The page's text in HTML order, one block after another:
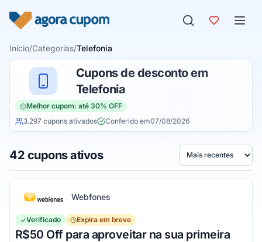
Início/Categorias/Telefonia
Cupons de desconto em
Telefonia
Melhor cupom: até 30% OFF
3.297 cupons ativados
Conferido em07/08/2026
42 cupons ativos Ordenar por
Webfones
Verificado Expira em breve
R$50 Off para aproveitar na sua primeira